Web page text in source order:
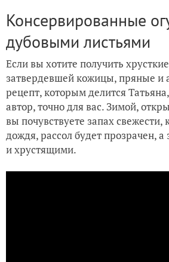
Консервированные
дубовыми листьями
Если вы хотите получить
затвердевшей кожицы, пряные и
рецепт, которым делится
автор, точно для вас. Зимой,
вы почувствуете запах свежести,
дождя, рассол будет прозрачен,
и хрустящими.